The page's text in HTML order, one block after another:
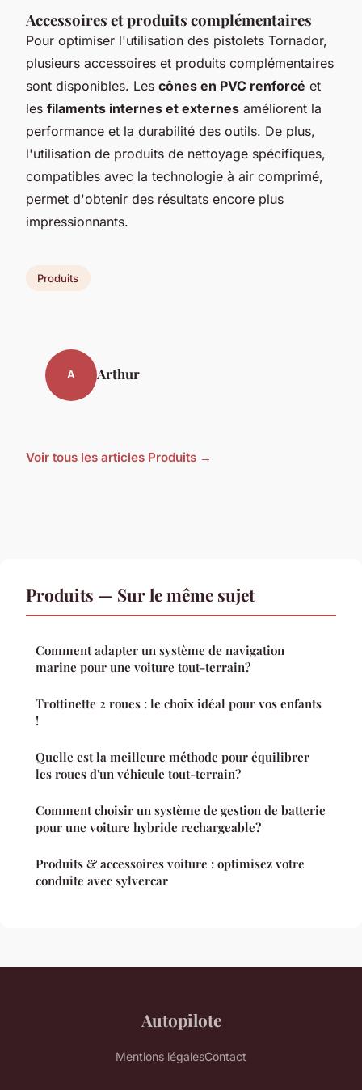
Accessoires et produits complémentaires
Pour optimiser l'utilisation des pistolets Tornador,
plusieurs accessoires et produits complémentaires
sont disponibles. Les cônes en PVC renforcé et
les filaments internes et externes améliorent la
performance et la durabilité des outils. De plus,
l'utilisation de produits de nettoyage spécifiques,
compatibles avec la technologie à air comprimé,
permet d'obtenir des résultats encore plus
impressionnants.
Produits
A Arthur
Voir tous les articles Produits →
Produits — Sur le même sujet
Comment adapter un système de navigation
marine pour une voiture tout-terrain?
Trottinette 2 roues : le choix idéal pour vos enfants
!
Quelle est la meilleure méthode pour équilibrer
les roues d'un véhicule tout-terrain?
Comment choisir un système de gestion de batterie
pour une voiture hybride rechargeable?
Produits & accessoires voiture : optimisez votre
conduite avec sylvercar
Autopilote
Mentions légalesContact